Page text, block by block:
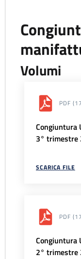
Volumi
PDF
Congiuntura
3° trimestre
SCARICA FILE
PDF
Congiuntura
2° trimestre